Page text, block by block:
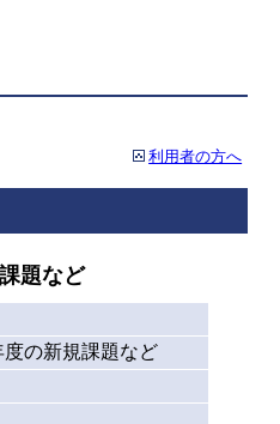
利用者の方へ
題など
の新規課題など